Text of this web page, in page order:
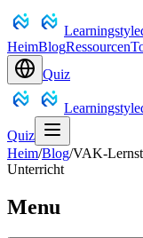
HeimBlogRessourcen
Quiz
Quiz
Heim/Blog/VAK-
Unterricht
Menu